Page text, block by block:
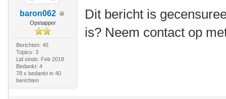
baron062
Opstapper
Berichten: 45
Topics: 3
Lid sinds: Feb 2018
Bedankt: 4
78 x bedankt in 40
berichten
Dit bericht is
is? Neem contact op